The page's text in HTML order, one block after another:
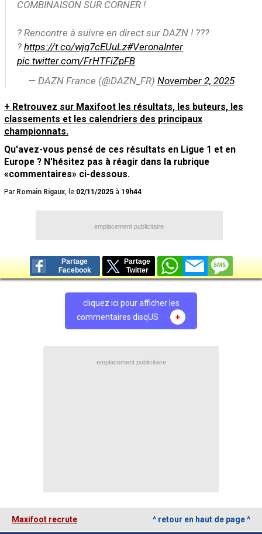
COMBINAISON SUR CORNER !
? Rencontre à suivre en direct sur DAZN ! ???
? https://t.co/wjq7cEUuLz#VeronaInter
pic.twitter.com/FrHTFiZpFB
— DAZN France (@DAZN_FR) November 2, 2025
+ Retrouvez sur Maxifoot les résultats, les buteurs, les
classements et les calendriers des principaux
championnats.
Qu'avez-vous pensé de ces résultats en Ligue 1 et en
Europe ? N'hésitez pas à réagir dans la rubrique
«commentaires» ci-dessous.
Par Romain Rigaux , le 02/11/2025 à 19h44
emplacement publicitaire
Partage
Facebook
Partage
Twitter
cliquez ici pour afficher les
commentaires disqUS
+
emplacement publicitaire
Maxifoot recrute ^ retour en haut de page ^